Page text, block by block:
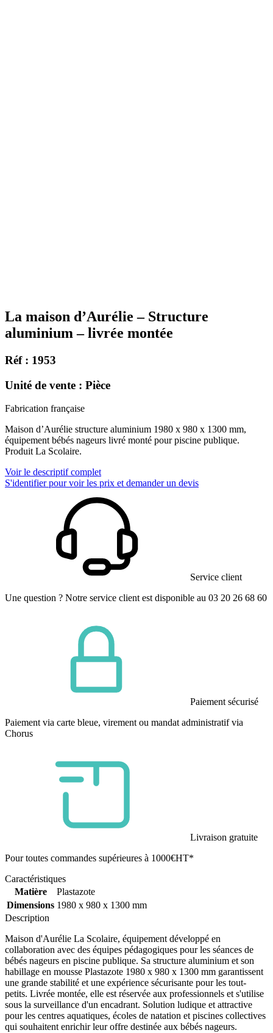
La maison d’Aurélie – Structure
aluminium – livrée montée
Réf : 1953
Unité de vente : Pièce
Fabrication française
Maison d’Aurélie structure aluminium 1980 x 980 x 1300 mm,
équipement bébés nageurs livré monté pour piscine publique.
Produit La Scolaire.
Voir le descriptif complet
S'identifier pour voir les prix et demander un devis
Service client
Une question ? Notre service client est disponible au 03 20 26 68 60
Paiement sécurisé
Paiement via carte bleue, virement ou mandat administratif via
Chorus
Livraison gratuite
Pour toutes commandes supérieures à 1000€HT*
Caractéristiques
Matière
Plastazote
Dimensions 1980 x 980 x 1300 mm
Description
Maison d'Aurélie La Scolaire, équipement développé en
collaboration avec des équipes pédagogiques pour les séances de
bébés nageurs en piscine publique. Sa structure aluminium et son
habillage en mousse Plastazote 1980 x 980 x 1300 mm garantissent
une grande stabilité et une expérience sécurisante pour les tout-
petits. Livrée montée, elle est réservée aux professionnels et s'utilise
sous la surveillance d'un encadrant. Solution ludique et attractive
pour les centres aquatiques, écoles de natation et piscines collectives
qui souhaitent enrichir leur offre destinée aux bébés nageurs.